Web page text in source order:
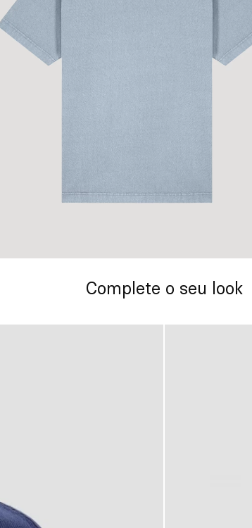
Complete o seu look